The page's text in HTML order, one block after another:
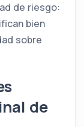
de riesgo:
bien
sobre
de